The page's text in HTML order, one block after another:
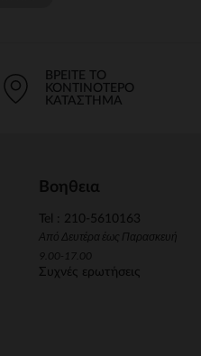
ΒΡΕΊΤΕ ΤΟ
ΚΟΝΤΙΝΌΤΕΡΟ
ΚΑΤΆΣΤΗΜΑ
Βοηθεια
Tel : 210-5610163
Από Δευτέρα έως Παρασκευή
9.00-17.00
Συχνές ερωτήσεις